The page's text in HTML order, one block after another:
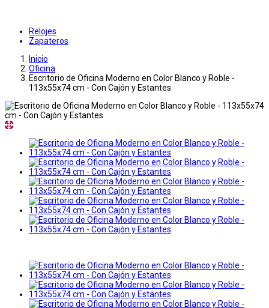
Relojes
Zapateros
Inicio
Oficina
Escritorio de Oficina Moderno en Color Blanco y Roble -
113x55x74 cm - Con Cajón y Estantes